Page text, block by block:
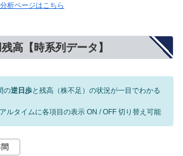
析ページはこちら
高【時系列データ】
の逆日歩と残高（株不足）の状況が一目でわかる
ルタイムに各項目の表示 ON / OFF 切り替え可能